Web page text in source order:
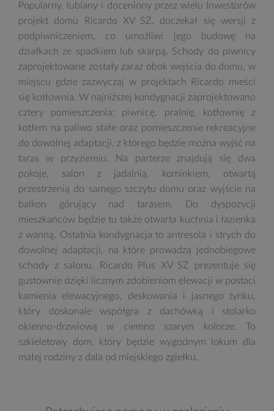
Popularny, lubiany i doceniony przez wielu Inwestorów
projekt domu Ricardo XV SZ, doczekał się wersji z
podpiwniczeniem, co umożliwi jego budowę na
działkach ze spadkiem lub skarpą. Schody do piwnicy
zaprojektowane zostały zaraz obok wejścia do domu, w
miejscu gdzie zazwyczaj w projektach Ricardo mieści
się kotłownia. W najniższej kondygnacji zaprojektowano
cztery pomieszczenia: piwnicę, pralnię, kotłownię z
kotłem na paliwo stałe oraz pomieszczenie rekreacyjne
do dowolnej adaptacji, z którego będzie można wyjść na
taras w przyziemiu. Na parterze znajdują się dwa
pokoje, salon z jadalnią, kominkiem, otwartą
przestrzenią do samego szczytu domu oraz wyjście na
balkon górujący nad tarasem. Do dyspozycji
mieszkańców będzie tu także otwarta kuchnia i łazienka
z wanną. Ostatnia kondygnacja to antresola i strych do
dowolnej adaptacji, na które prowadzą jednobiegowe
schody z salonu. Ricardo Plus XV SZ prezentuje się
gustownie dzięki licznym zdobieniom elewacji w postaci
kamienia elewacyjnego, deskowania i jasnego tynku,
który doskonale współgra z dachówką i stolarko
okienno-drzwiową w ciemno szarym kolorze. To
szkieletowy dom, który będzie wygodnym lokum dla
małej rodziny z dala od miejskiego zgiełku.